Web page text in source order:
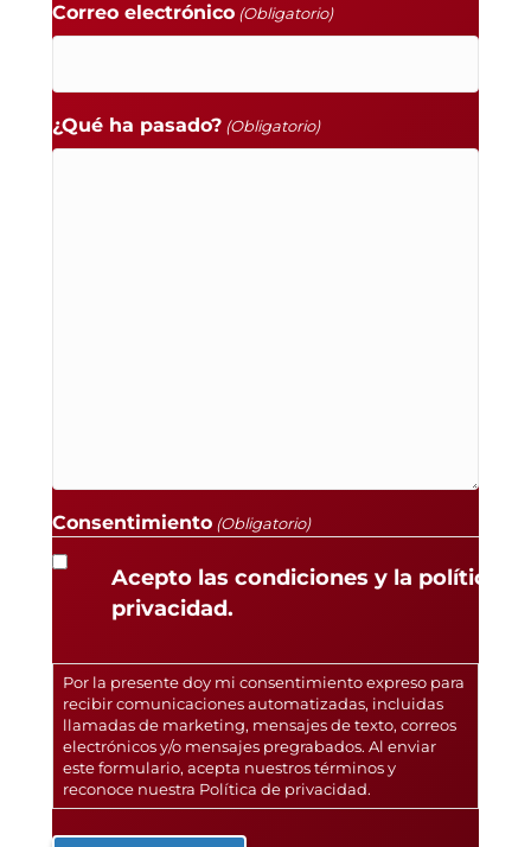
Correo electrónico (Obligatorio)
¿Qué ha pasado? (Obligatorio)
Consentimiento (Obligatorio)
Acepto las condiciones y la política
privacidad.
Por la presente doy mi consentimiento expreso para
recibir comunicaciones automatizadas, incluidas
llamadas de marketing, mensajes de texto, correos
electrónicos y/o mensajes pregrabados. Al enviar
este formulario, acepta nuestros términos y
reconoce nuestra Política de privacidad.